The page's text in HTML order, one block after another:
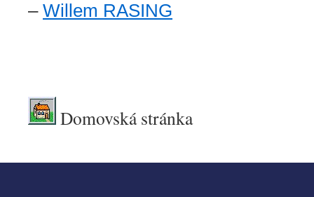
– Willem RASING
Domovská stránka